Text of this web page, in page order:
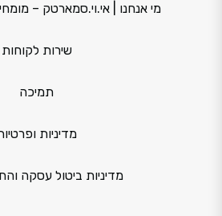
מי אנחנו | אי.וי.סמארטק –
שירות לקוחות
תמיכה
מדיניות
מדיניות ביטול עסקה